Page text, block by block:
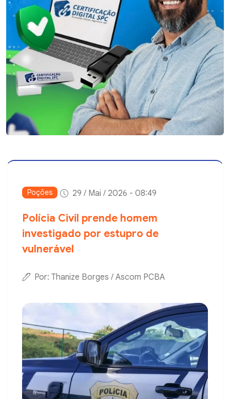
Poções 29 / Mai / 2026 - 08:49
Polícia Civil prende homem
investigado por estupro de
vulnerável
Por: Thanize Borges / Ascom PCBA